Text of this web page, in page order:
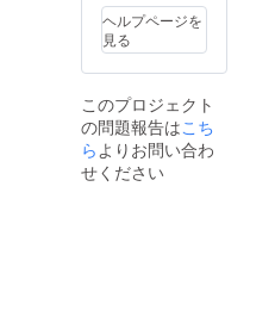
ヘルプページを
見る
このプロジェクト
の問題報告はこち
らよりお問い合わ
せください